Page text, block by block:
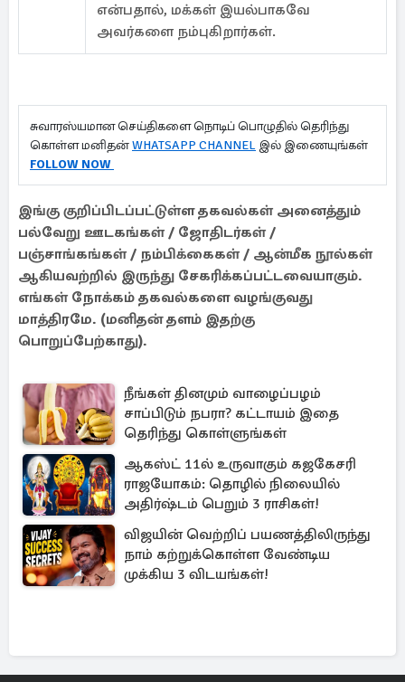
என்பதால், மக்கள் இயல்பாகவே
அவர்களை நம்புகிறார்கள்.
சுவாரஸ்யமான செய்திகளை நொடிப் பொழுதில் தெரிந்து
கொள்ள மனிதன்WHATSAPP CHANNEL இல் இணையுங்கள்
FOLLOW NOW
இங்கு குறிப்பிடப்பட்டுள்ள தகவல்கள் அனைத்தும்
பல்வேறு ஊடகங்கள் / ஜோதிடர்கள் /
பஞ்சாங்கங்கள் / நம்பிக்கைகள் / ஆன்மீக நூல்கள்
ஆகியவற்றில் இருந்து சேகரிக்கப்பட்டவையாகும்.
எங்கள் நோக்கம் தகவல்களை வழங்குவது
மாத்திரமே. (மனிதன் தளம் இதற்கு
பொறுப்பேற்காது).
நீங்கள் தினமும் வாழைப்பழம்
சாப்பிடும் நபரா? கட்டாயம் இதை
தெரிந்து கொள்ளுங்கள்
ஆகஸ்ட் 11ல் உருவாகும் கஜகேசரி
ராஜயோகம்: தொழில் நிலையில்
அதிர்ஷ்டம் பெறும் 3 ராசிகள்!
விஜயின் வெற்றிப் பயணத்திலிருந்து
நாம் கற்றுக்கொள்ள வேண்டிய
முக்கிய 3 விடயங்கள்!